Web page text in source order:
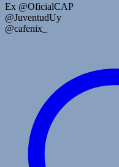
Ex @OficialCAP
@JuventudUy
@cafenix_